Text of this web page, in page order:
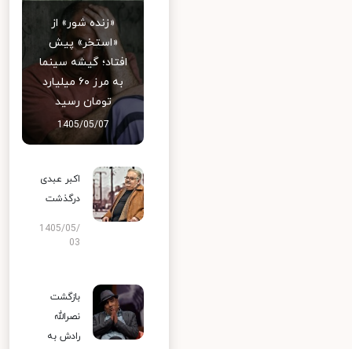
«زنده شور» از
«استخر» پیش
افتاد؛ گیشه سینما
به مرز ۶۰ میلیارد
تومان رسید
1405/05/07
اکبر عبدی
درگذشت
1405/05/
03
بازگشت
نصرالله
رادش به